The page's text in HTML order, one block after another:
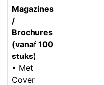
Magazines
/
Brochures
(vanaf 100
stuks)
• Met
Cover